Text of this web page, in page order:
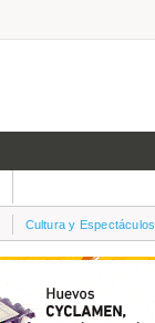
Cultura y Espectáculos